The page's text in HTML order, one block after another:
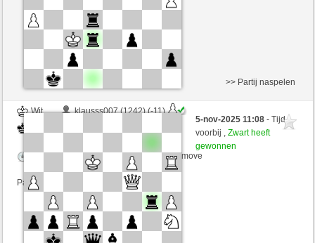
Wit
klausss007 (1242) (-11)
Speelduur: 2 minutes/side + 0 seconds/move
Partij telt mee voor de ranglijst
>> Partij naspelen
5-nov-2025 11:08- Tijd
voorbij ,Zwart heeft
gewonnen